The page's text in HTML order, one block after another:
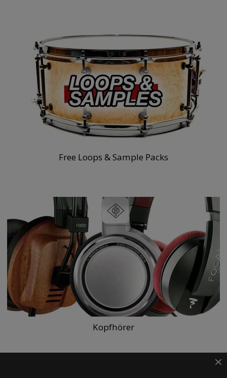
Free Loops & Sample Packs
Kopfhörer